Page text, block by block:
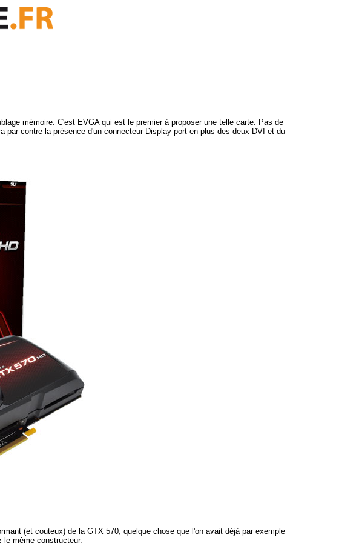
mémoire. C'est EVGA qui est le premier à proposer une telle carte. Pas de
contre la présence d'un connecteur Display port en plus des deux DVI et du
(et couteux) de la GTX 570, quelque chose que l'on avait déjà par exemple
le même constructeur.